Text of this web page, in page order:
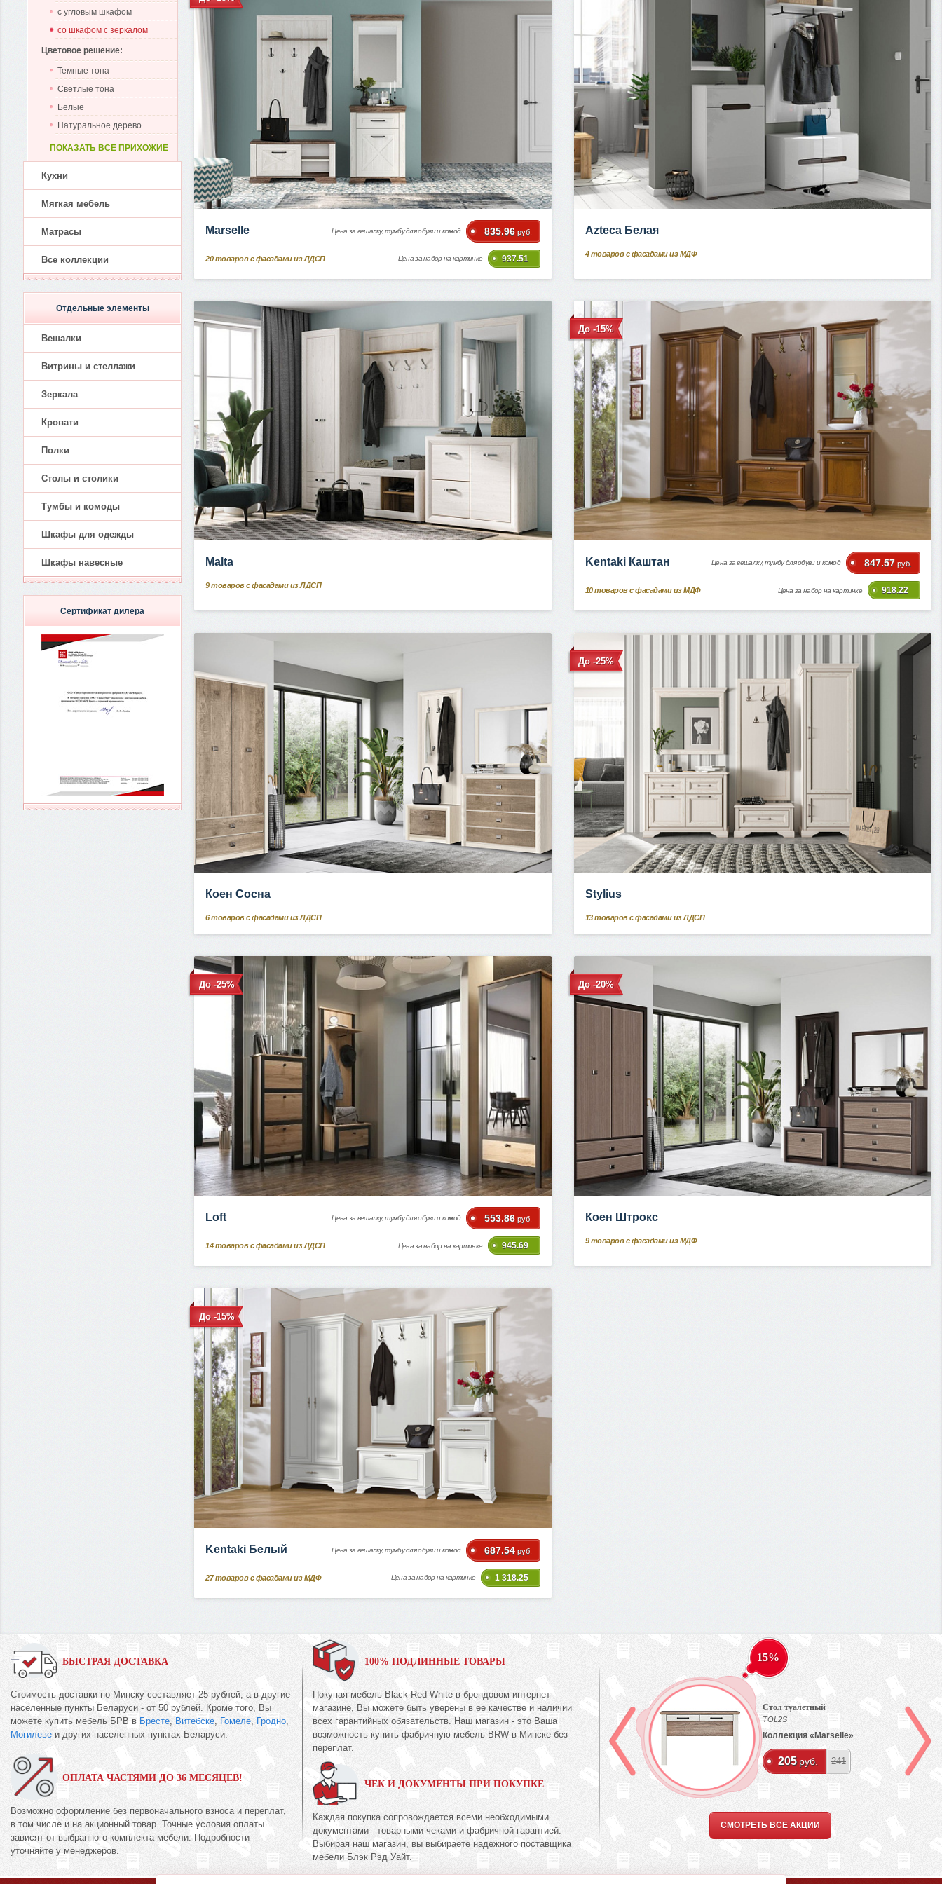
Marselle Цена за вешалку, тумбу для обуви и комод 835.96 руб.
20 товаров с фасадами из ЛДСП Цена за набор на картинке 937.51
Azteca Белая
4 товаров с фасадами из МДФ
Malta
9 товаров с фасадами из ЛДСП
До -15%
Kentaki Каштан Цена за вешалку, тумбу для обуви и комод 847.57 руб.
10 товаров с фасадами из МДФ Цена за набор на картинке 918.22
Коен Сосна
6 товаров с фасадами из ЛДСП
До -25%
Stylius
13 товаров с фасадами из ЛДСП
До -25%
Loft Цена за вешалку, тумбу для обуви и комод 553.86 руб.
14 товаров с фасадами из ЛДСП Цена за набор на картинке 945.69
До -20%
Коен Штрокс
9 товаров с фасадами из МДФ
До -15%
Kentaki Белый Цена за вешалку, тумбу для обуви и комод 687.54 руб.
27 товаров с фасадами из МДФ Цена за набор на картинке 1 318.25
с угловым шкафом
со шкафом с зеркалом
Цветовое решение:
Темные тона
Светлые тона
Белые
Натуральное дерево
ПОКАЗАТЬ ВСЕ ПРИХОЖИЕ
Кухни
Мягкая мебель
Матрасы
Все коллекции
Отдельные элементы
Вешалки
Витрины и стеллажи
Зеркала
Кровати
Полки
Столы и столики
Тумбы и комоды
Шкафы для одежды
Шкафы навесные
Сертификат дилера
БЫСТРАЯ ДОСТАВКА
Стоимость доставки по Минску составляет 25 рублей, а в другие
населенные пункты Беларуси - от 50 рублей. Кроме того, Вы
можете купить мебель БРВ в Бресте, Витебске, Гомеле, Гродно,
Могилеве и других населенных пунктах Беларуси.
ОПЛАТА ЧАСТЯМИ ДО 36 МЕСЯЦЕВ!
Возможно оформление без первоначального взноса и переплат,
в том числе и на акционный товар. Точные условия оплаты
зависят от выбранного комплекта мебели. Подробности
уточняйте у менеджеров.
100% ПОДЛИННЫЕ ТОВАРЫ
Покупая мебель Black Red White в брендовом интернет-
магазине, Вы можете быть уверены в ее качестве и наличии
всех гарантийных обязательств. Наш магазин - это Ваша
возможность купить фабричную мебель BRW в Минске без
переплат.
ЧЕК И ДОКУМЕНТЫ ПРИ ПОКУПКЕ
Каждая покупка сопровождается всеми необходимыми
документами - товарными чеками и фабричной гарантией.
Выбирая наш магазин, вы выбираете надежного поставщика
мебели Блэк Рэд Уайт.
15%
Стол туалетный
TOL2S
Коллекция «Marselle»
205 руб. 241
СМОТРЕТЬ ВСЕ АКЦИИ